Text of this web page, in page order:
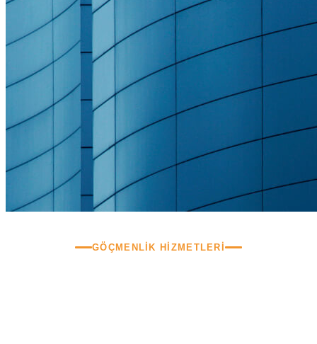
Geri arama talebi
Türkçe
English
Nederlands
Türkçe
GÖÇMENLIK HIZMETLERI